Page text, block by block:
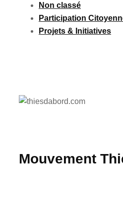
Non classé
Participation
Projets & Initiatives
Mouvement